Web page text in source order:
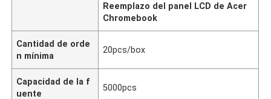
Reemplazo del panel LCD de Acer
Chromebook
Cantidad de orde
n mínima
20pcs/box
Capacidad de la f
uente
5000pcs